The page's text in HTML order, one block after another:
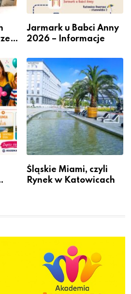
Jarmark u Babci Anny
2026 – Informacje
Śląskie Miami, czyli
Rynek w Katowicach